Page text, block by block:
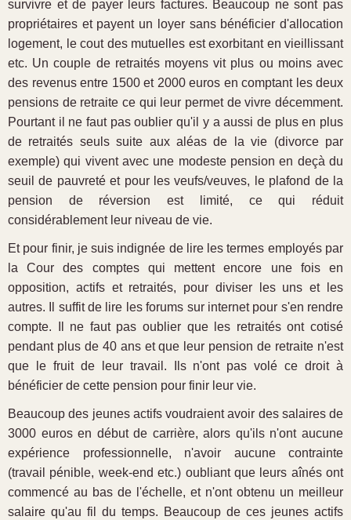
survivre et de payer leurs factures. Beaucoup ne sont pas
propriétaires et payent un loyer sans bénéficier d'allocation
logement, le cout des mutuelles est exorbitant en vieillissant
etc. Un couple de retraités moyens vit plus ou moins avec
des revenus entre 1500 et 2000 euros en comptant les deux
pensions de retraite ce qui leur permet de vivre décemment.
Pourtant il ne faut pas oublier qu'il y a aussi de plus en plus
de retraités seuls suite aux aléas de la vie (divorce par
exemple) qui vivent avec une modeste pension en deçà du
seuil de pauvreté et pour les veufs/veuves, le plafond de la
pension de réversion est limité, ce qui réduit
considérablement leur niveau de vie.
Et pour finir, je suis indignée de lire les termes employés par
la Cour des comptes qui mettent encore une fois en
opposition, actifs et retraités, pour diviser les uns et les
autres. Il suffit de lire les forums sur internet pour s'en rendre
compte. Il ne faut pas oublier que les retraités ont cotisé
pendant plus de 40 ans et que leur pension de retraite n'est
que le fruit de leur travail. Ils n'ont pas volé ce droit à
bénéficier de cette pension pour finir leur vie.
Beaucoup des jeunes actifs voudraient avoir des salaires de
3000 euros en début de carrière, alors qu'ils n'ont aucune
expérience professionnelle, n'avoir aucune contrainte
(travail pénible, week-end etc.) oubliant que leurs aînés ont
commencé au bas de l'échelle, et n'ont obtenu un meilleur
salaire qu'au fil du temps. Beaucoup de ces jeunes actifs